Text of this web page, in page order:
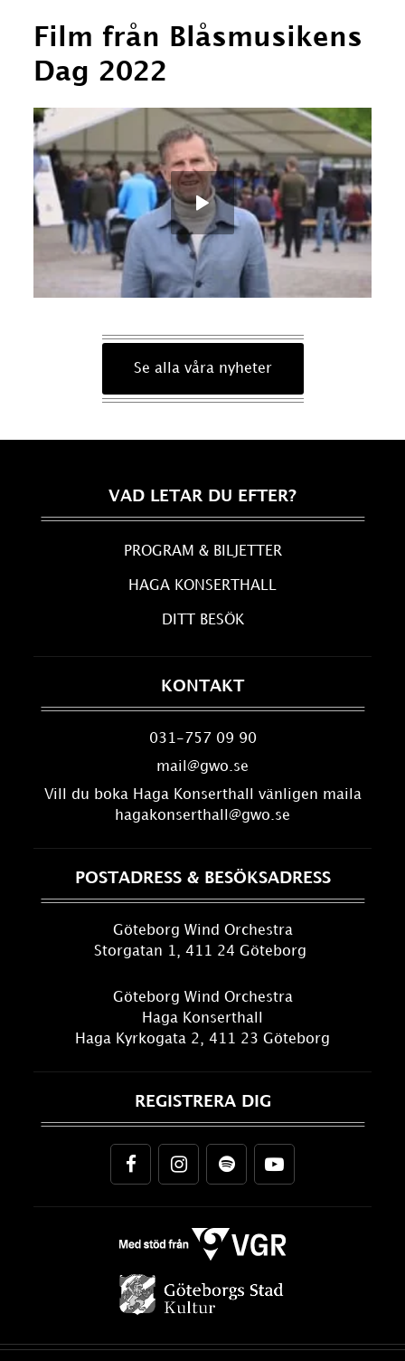
Film från Blåsmusikens
Dag 2022
Se alla våra nyheter
VAD LETAR DU EFTER?
PROGRAM & BILJETTER
HAGA KONSERTHALL
DITT BESÖK
KONTAKT
031-757 09 90
mail@gwo.se
Vill du boka Haga Konserthall vänligen maila
hagakonserthall@gwo.se
POSTADRESS & BESÖKSADRESS
Göteborg Wind Orchestra
Storgatan 1, 411 24 Göteborg
Göteborg Wind Orchestra
Haga Konserthall
Haga Kyrkogata 2, 411 23 Göteborg
REGISTRERA DIG